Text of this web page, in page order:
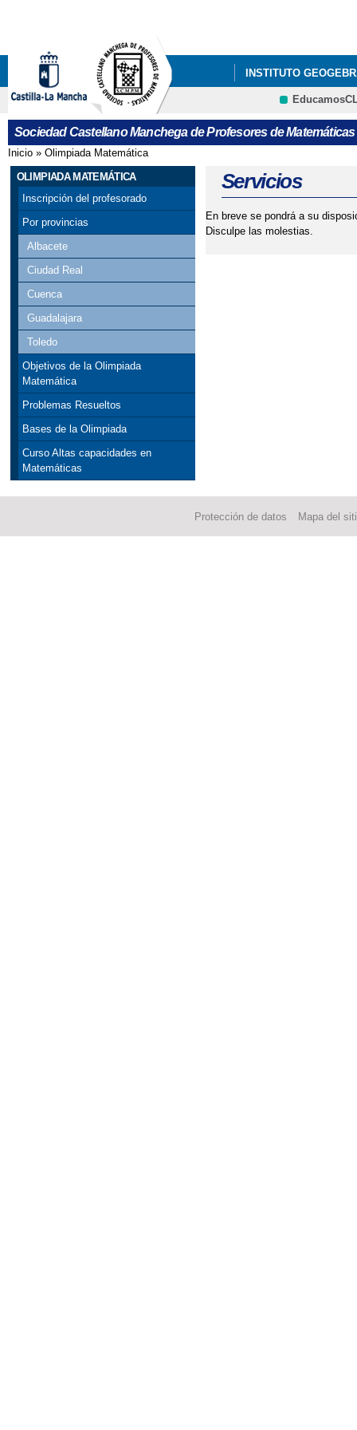
INSTITUTO
ÚLTIMAS NOTICIAS
GALA DEL
VISITA DE PEDRO
CRFP
Sociedad Castellano Manchega de Profesores de Matemáticas
Se encuentra usted aquí
Inicio » Olimpiada Matemática
OLIMPIADA MATEMÁTICA
Inscripción del profesorado
Por provincias
Albacete
Ciudad Real
Cuenca
Guadalajara
Toledo
Objetivos de la Olimpiada
Matemática
Problemas Resueltos
Bases de la Olimpiada
Curso Altas capacidades en
Matemáticas
Servicios
En breve se pondrá a su
Disculpe las molestias.
Protección de datos Mapa del